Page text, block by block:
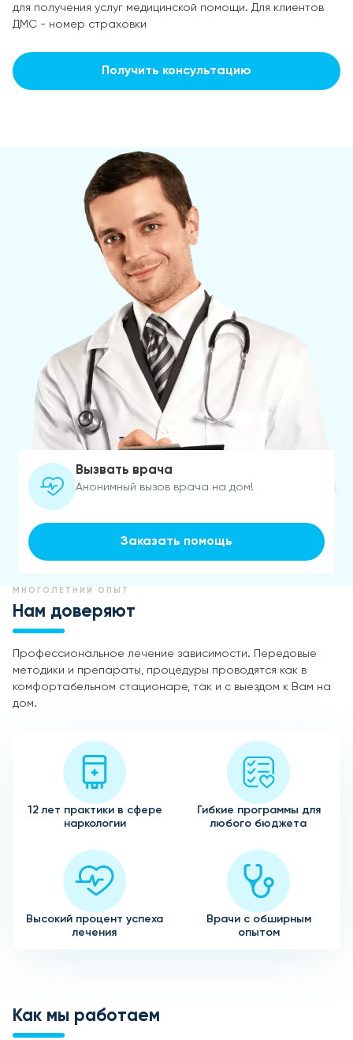
для получения услуг медицинской помощи. Для клиентов
ДМС - номер страховки
Получить консультацию
Вызвать врача
Анонимный вызов врача на дом!
Заказать помощь
МНОГОЛЕТНИЙ ОПЫТ
Нам доверяют
Профессиональное лечение зависимости. Передовые
методики и препараты, процедуры проводятся как в
комфортабельном стационаре, так и с выездом к Вам на
дом.
12 лет практики в сфере
наркологии
Гибкие программы для
любого бюджета
Высокий процент успеха
лечения
Врачи с обширным
опытом
Как мы работаем